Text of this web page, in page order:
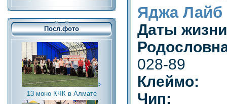
Посл.фото
>
13 моно КЧК в Алмате
Яджа Лайб
Даты
028-89
Клеймо:
Чип: